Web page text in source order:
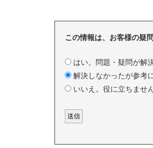
この情報は、お客様の疑
はい。問題・疑問が解
解決しなかったが参考
いいえ。役に立ちませ